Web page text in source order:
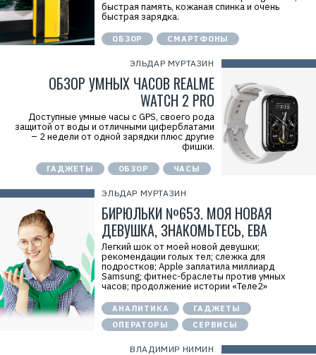
быстрая память, кожаная спинка и очень
быстрая зарядка.
ОБЗОР СМАРТФОНЫ
ЭЛЬДАР МУРТАЗИН
ОБЗОР УМНЫХ ЧАСОВ REALME
WATCH 2 PRO
Доступные умные часы с GPS, своего рода
защитой от воды и отличными циферблатами
– 2 недели от одной зарядки плюс другие
фишки.
ГАДЖЕТЫ ОБЗОР ЧАСЫ
ЭЛЬДАР МУРТАЗИН
БИРЮЛЬКИ №653. МОЯ НОВАЯ
ДЕВУШКА, ЗНАКОМЬТЕСЬ, ЕВА
Легкий шок от моей новой девушки;
рекомендации голых тел; слежка для
подростков; Apple заплатила миллиард
Samsung; фитнес-браслеты против умных
часов; продолжение истории «Теле2»
АНАЛИТИКА
ГАДЖЕТЫ
ОПЕРАТОРЫ
СЕРВИСЫ
ВЛАДИМИР НИМИН
И
:
7
7
1
8
6
8
0
4